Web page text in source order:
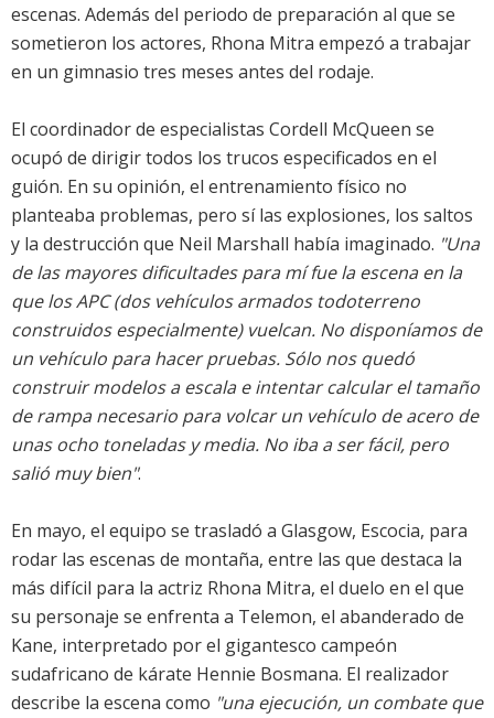
escenas. Además del periodo de preparación al que se
sometieron los actores, Rhona Mitra empezó a trabajar
en un gimnasio tres meses antes del rodaje.
El coordinador de especialistas Cordell McQueen se
ocupó de dirigir todos los trucos especificados en el
guión. En su opinión, el entrenamiento físico no
planteaba problemas, pero sí las explosiones, los saltos
y la destrucción que Neil Marshall había imaginado. "Una
de las mayores dificultades para mí fue la escena en la
que los APC (dos vehículos armados todoterreno
construidos especialmente) vuelcan. No disponíamos de
un vehículo para hacer pruebas. Sólo nos quedó
construir modelos a escala e intentar calcular el tamaño
de rampa necesario para volcar un vehículo de acero de
unas ocho toneladas y media. No iba a ser fácil, pero
salió muy bien".
En mayo, el equipo se trasladó a Glasgow, Escocia, para
rodar las escenas de montaña, entre las que destaca la
más difícil para la actriz Rhona Mitra, el duelo en el que
su personaje se enfrenta a Telemon, el abanderado de
Kane, interpretado por el gigantesco campeón
sudafricano de kárate Hennie Bosmana. El realizador
describe la escena como "una ejecución, un combate que